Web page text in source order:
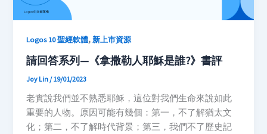
Logos 10 聖經軟體,新上市資源
請回答系列—《拿撒勒人耶穌是誰?》書評
Joy Lin/19/01/2023
老實說我們並不熟悉耶穌，這位對我們生命來說如此
重要的人物。原因可能有幾個：第一，不了解猶太文
化；第二，不了解時代背景；第三，我們不了歷史記